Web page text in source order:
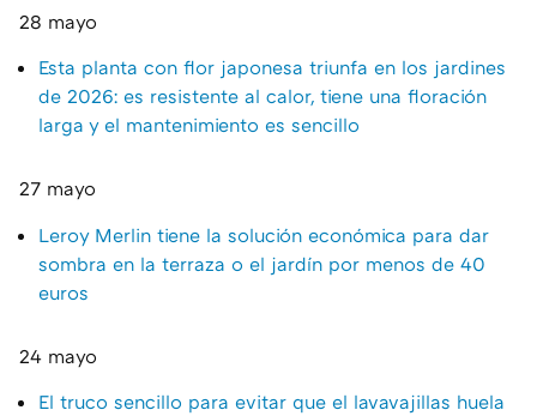
28 mayo
Esta planta con flor japonesa triunfa en los jardines
de 2026: es resistente al calor, tiene una floración
larga y el mantenimiento es sencillo
27 mayo
Leroy Merlin tiene la solución económica para dar
sombra en la terraza o el jardín por menos de 40
euros
24 mayo
El truco sencillo para evitar que el lavavajillas huela